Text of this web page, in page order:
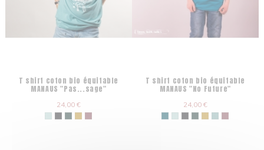
T shirt coton bio équitable
MANAUS "Pas...sage"
24,00 €
T shirt coton bio équitable
MANAUS "No Future"
24,00 €